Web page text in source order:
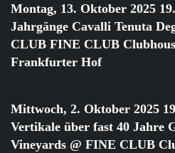
Montag, 13. Oktober 2025
Jahrgänge Cavalli Tenuta
CLUB FINE CLUB
Frankfurter Hof
Mittwoch, 2. Oktober 2025
Vertikale über fast 40 Jahre
Vineyards @ FINE CLUB